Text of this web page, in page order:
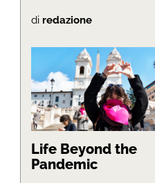
di redazione
Life Beyond the
Pandemic